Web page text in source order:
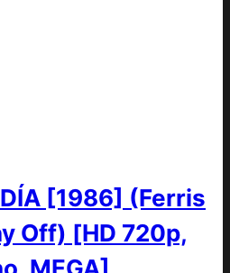
DÍA [1986] (Ferris
Off) [HD 720p,